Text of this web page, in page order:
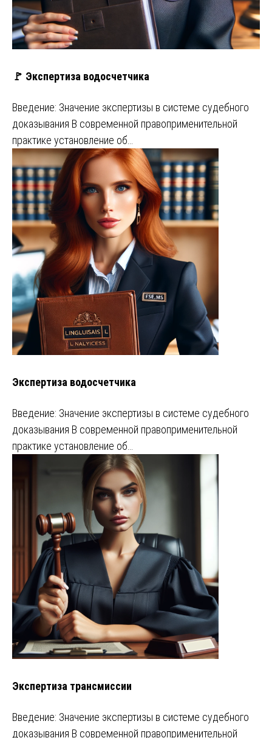
🚩 Экспертиза водосчетчика
Введение: Значение экспертизы в системе судебного
доказывания В современной правоприменительной
практике установление об…
Экспертиза водосчетчика
Введение: Значение экспертизы в системе судебного
доказывания В современной правоприменительной
практике установление об…
Экспертиза трансмиссии
Введение: Значение экспертизы в системе судебного
доказывания В современной правоприменительной